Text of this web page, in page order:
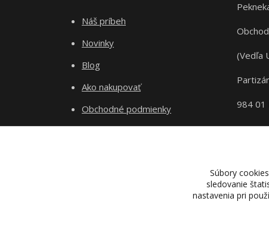
Náš príbeh
Novinky
Blog
Ako nakupovať
Obchodné podmienky
(Vedľa
984 01
Súbory
sledovanie
nastavenia pri